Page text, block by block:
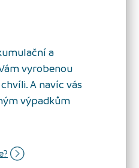
a
vyrobenou
A navíc vás
výpadkům